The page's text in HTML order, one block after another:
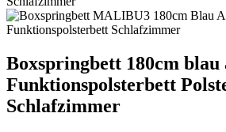
Boxspringbett 180cm blau
Funktionspolsterbett
Schlafzimmer